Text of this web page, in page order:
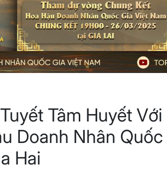
Tâm Huyết Với
Doanh Nhân Quốc
Hai